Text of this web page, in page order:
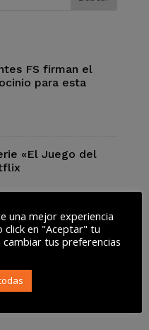
FS firman el
para esta
«El Juego del
Robinson para
una mejor experiencia
click en "Aceptar" tu
cambiar tus preferencias